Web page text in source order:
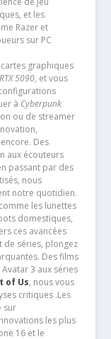
et les
Razer et
sur PC
graphiques
5090, et vous
à Cyberpunk
ou de streamer
Des
aux écouteurs
passant par des
nous
notre quotidien.
les lunettes
domestiques,
ces avancées
de séries, plongez
Des films
3 aux séries
of Us, nous vous
critiques .Les
sur
les plus
16 et le